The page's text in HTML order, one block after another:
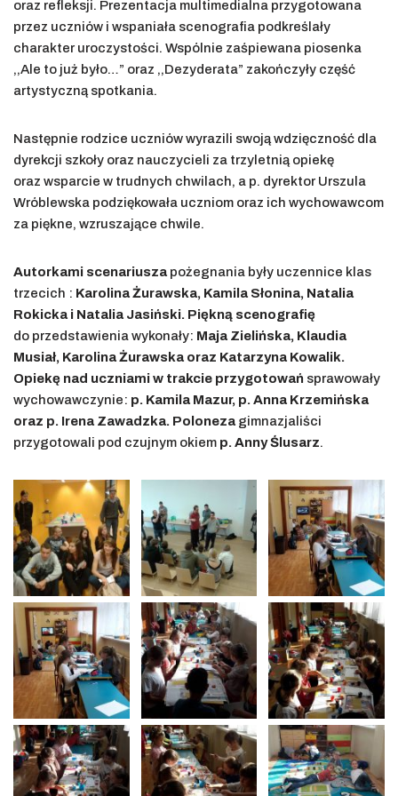
oraz refleksji. Prezentacja multimedialna przygotowana
przez uczniów i wspaniała scenografia podkreślały
charakter uroczystości. Wspólnie zaśpiewana piosenka
,,Ale to już było…” oraz ,,Dezyderata” zakończyły część
artystyczną spotkania.
Następnie rodzice uczniów wyrazili swoją wdzięczność dla
dyrekcji szkoły oraz nauczycieli za trzyletnią opiekę
oraz wsparcie w trudnych chwilach, a p. dyrektor Urszula
Wróblewska podziękowała uczniom oraz ich wychowawcom
za piękne, wzruszające chwile.
Autorkami scenariusza pożegnania były uczennice klas
trzecich : Karolina Żurawska, Kamila Słonina, Natalia
Rokicka i Natalia Jasiński. Piękną scenografię
do przedstawienia wykonały: Maja Zielińska, Klaudia
Musiał, Karolina Żurawska oraz Katarzyna Kowalik.
Opiekę nad uczniami w trakcie przygotowań sprawowały
wychowawczynie: p. Kamila Mazur, p. Anna Krzemińska
oraz p. Irena Zawadzka. Poloneza gimnazjaliści
przygotowali pod czujnym okiem p. Anny Ślusarz.